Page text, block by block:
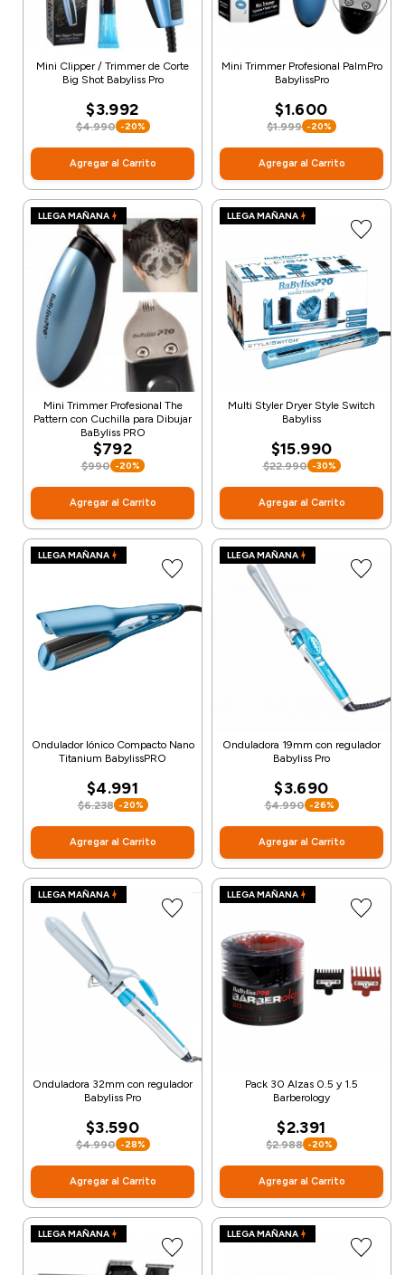
Mini Clipper / Trimmer de Corte
Big Shot Babyliss Pro
$3.992
$4.990 -20%
Agregar al Carrito
Mini Trimmer Profesional PalmPro
BabylissPro
$1.600
$1.999 -20%
Agregar al Carrito
LLEGA MAÑANA
Mini Trimmer Profesional The
Pattern con Cuchilla para Dibujar
BaByliss PRO
$792
$990 -20%
Agregar al Carrito
LLEGA MAÑANA
Multi Styler Dryer Style Switch
Babyliss
$15.990
$22.990 -30%
Agregar al Carrito
LLEGA MAÑANA
Ondulador Iónico Compacto Nano
Titanium BabylissPRO
$4.991
$6.238 -20%
Agregar al Carrito
LLEGA MAÑANA
Onduladora 19mm con regulador
Babyliss Pro
$3.690
$4.990 -26%
Agregar al Carrito
LLEGA MAÑANA
Onduladora 32mm con regulador
Babyliss Pro
$3.590
$4.990 -28%
Agregar al Carrito
LLEGA MAÑANA
Pack 30 Alzas 0.5 y 1.5
Barberology
$2.391
$2.988 -20%
Agregar al Carrito
LLEGA MAÑANA LLEGA MAÑANA